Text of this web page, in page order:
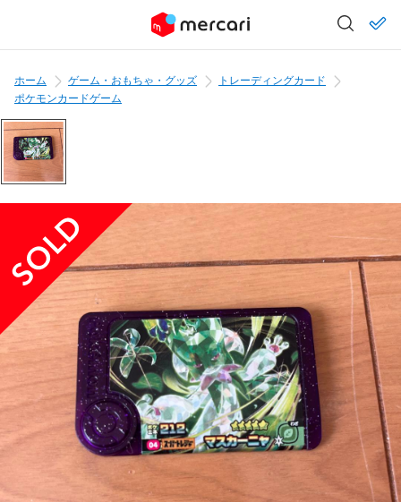
ホーム ゲーム・おもちゃ・グッズ
トレーディングカード
ポケモンカードゲーム